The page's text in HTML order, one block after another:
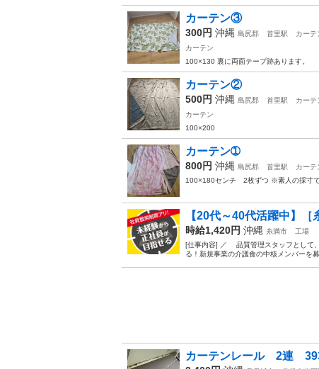
カーテン③
300円 沖縄 島尻郡 首里駅
カーテ
カーテン
100×130 裏に両面テープ跡あります。
カーテン②
500円 沖縄 島尻郡 首里駅
カーテ
カーテン
100×200
カーテン➀
800円 沖縄 島尻郡 首里駅
カーテ
100×180センチ 2枚ずつ ※素人の採寸で
【20代～40代活躍中】
時給1,420円 沖縄 糸満市
工場
[仕事内容] ／ 品質管理スタッフとして
る！新規事業の介護食の中核メンバーを
カーテンレール 2連